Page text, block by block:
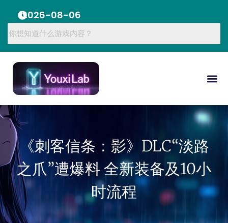
2026-08-06
《刺客信条：影》DLC“淡路
之爪”遭爆料 全新装备及10小
时流程